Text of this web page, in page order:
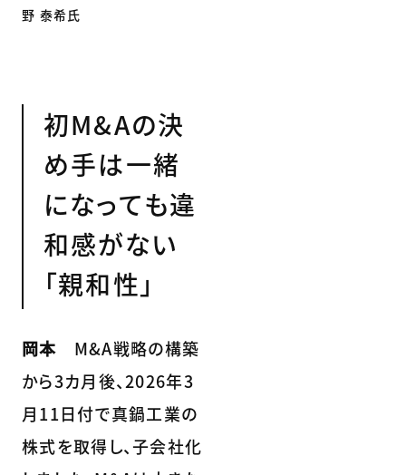
野 泰希氏
初M&Aの決
め手は一緒
になっても違
和感がない
「親和性」
岡本 M&A戦略の構築
から3カ月後、2026年3
月11日付で真鍋工業の
株式を取得し、子会社化